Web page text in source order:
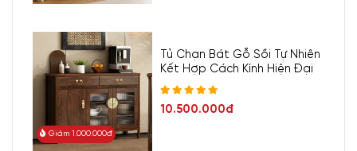
Giảm 1.000.000đ
Tủ Chạn Bát Gỗ Sồi Tự Nhiên
Kết Hợp Cách Kính Hiện Đại
10.500.000đ